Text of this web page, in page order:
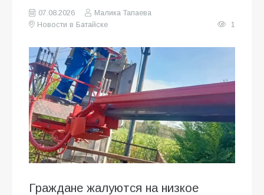
07.08.2026
Малика Тапаева
Новости в Батайске
1
Граждане жалуются на низкое